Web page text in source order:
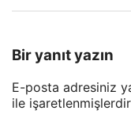
Bir yanıt yazın
E-posta adresiniz
ile işaretlenmişlerdir